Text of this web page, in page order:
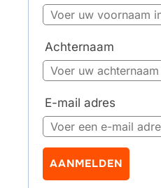
Achternaam
E-mail adres
AANMELDEN